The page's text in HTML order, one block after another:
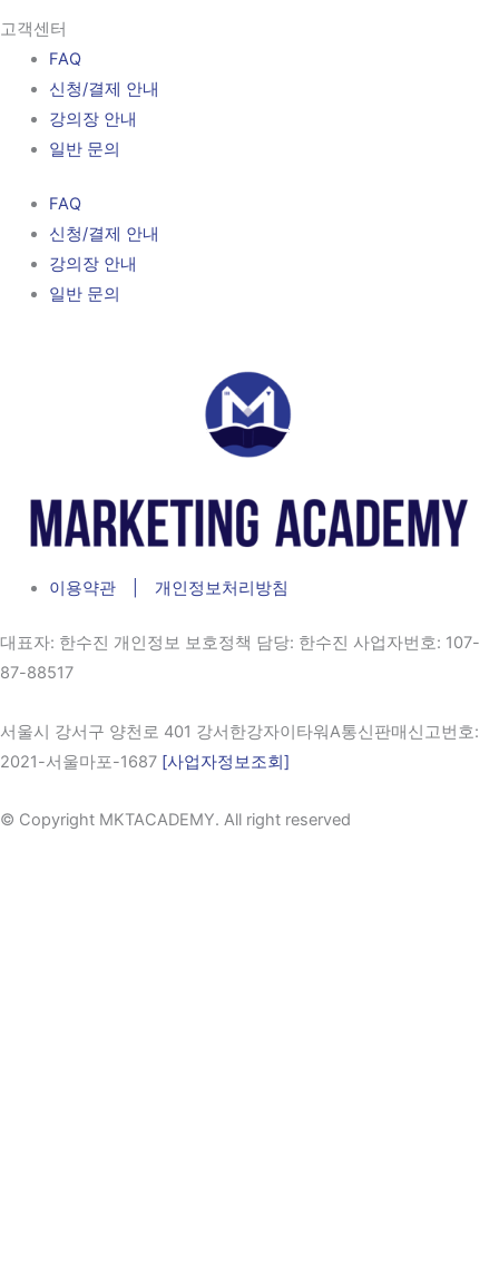
고객센터
FAQ
신청/결제 안내
강의장 안내
일반 문의
FAQ
신청/결제 안내
강의장 안내
일반 문의
이용약관 | 개인정보처리방침
대표자: 한수진 개인정보 보호정책 담당: 한수진 사업자번호: 107-
87-88517
서울시 강서구 양천로 401 강서한강자이타워A통신판매신고번호:
2021-서울마포-1687 [사업자정보조회]
© Copyright MKTACADEMY. All right reserved​